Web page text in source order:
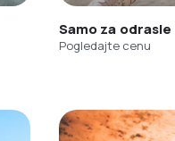
Samo za odrasle
Pogledajte cenu